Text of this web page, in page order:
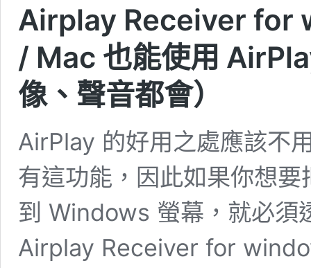
Airplay Receiver for
/ Mac 也能使用
像、聲音都會）
AirPlay 的好用之處應該不
有這功能，因此如果你想
到 Windows 螢幕，就必須
Airplay Receiver for